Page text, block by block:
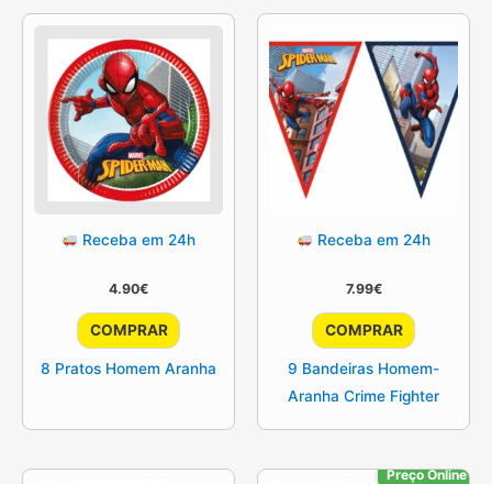
Receba em 24h
4.90€
COMPRAR
8 Pratos Homem Aranha
Receba em 24h
7.99€
COMPRAR
9 Bandeiras Homem-
Aranha Crime Fighter
Preço Online